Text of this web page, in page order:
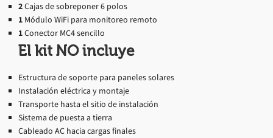
2Cajas de sobreponer 6 polos
1 Módulo WiFi para monitoreo remoto
1Conector MC4 sencillo
El kit NO incluye
Estructura de soporte para paneles solares
Instalación eléctrica y montaje
Transporte hasta el sitio de instalación
Sistema de puesta a tierra
Cableado AC hacia cargas finales